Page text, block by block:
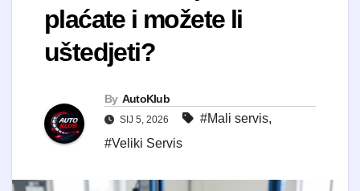
plaćate i možete li
uštedjeti?
By AutoKlub
SIJ 5, 2026 #Mali servis,
#Veliki Servis